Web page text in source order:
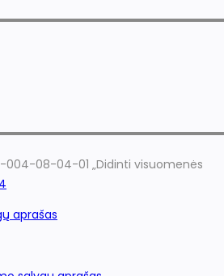
004-08-04-01 „Didinti visuomenės
aprašas